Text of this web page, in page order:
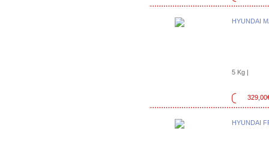
HYUNDAI
5 Kg |
HYUNDAI